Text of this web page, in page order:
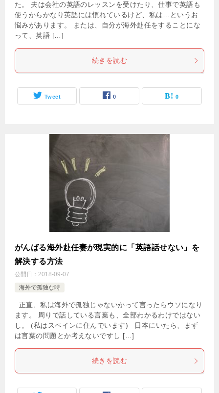
た。 夫は会社の英語のレッスンを受けたり、仕事で英語も
使うからかなり英語には慣れているけど、私は…というお
悩みがあります。 または、自分が海外赴任をすることにな
って、英語 […]
続きを読む
Tweet 0 0
がんばる海外赴任妻が現実的に「英語話せない」を
解決する方法
公開日： 2018-09-07
海外で孤独な時
正直、私は海外で孤独じゃないかって言ったらウソになり
ます。 周りで話している言葉も、全部わかるわけではない
し。 (私はスペインに住んでいます) 日本にいたら、まず
は言葉の問題とか考えないですし […]
続きを読む